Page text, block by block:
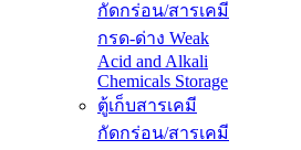
กัดกร่อน/สารเคมี
กรด-ด่าง Weak
Acid and Alkali
Chemicals Storage
ตู้เก็บสารเคมี
กัดกร่อน/สารเคมี